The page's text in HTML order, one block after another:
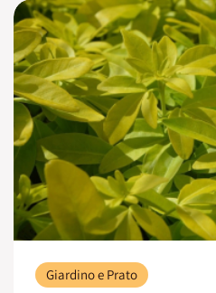
Giardino e Prato